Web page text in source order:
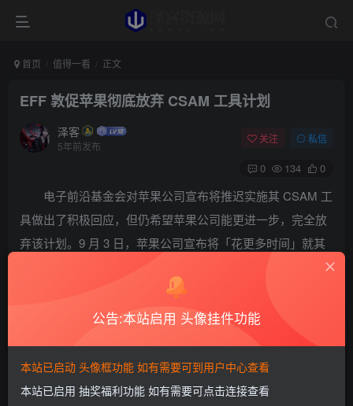
首页 值得一看 正文
EFF 敦促苹果彻底放弃 CSAM 工具计划
泽客
5年前发布
关注 私信
0 134 0
电子前沿基金会对苹果公司宣布将推迟实施其 CSAM 工
具做出了积极回应，但仍希望苹果公司能更进一步，完全放
弃该计划。9 月 3 日，苹果公司宣布将「花更多时间」就其
推出儿童保护功能的计划进行咨询，以期在几个月内改进这
些工具并加以实施。对此，EFF 认为苹果完全可以在这个问
题上做得更多。公告:本站启用 头像挂件功能
本站已启动 头像框功能 如有需要可到用户中心查看
本站已启用 抽奖福利功能 如有需要可点击连接查看